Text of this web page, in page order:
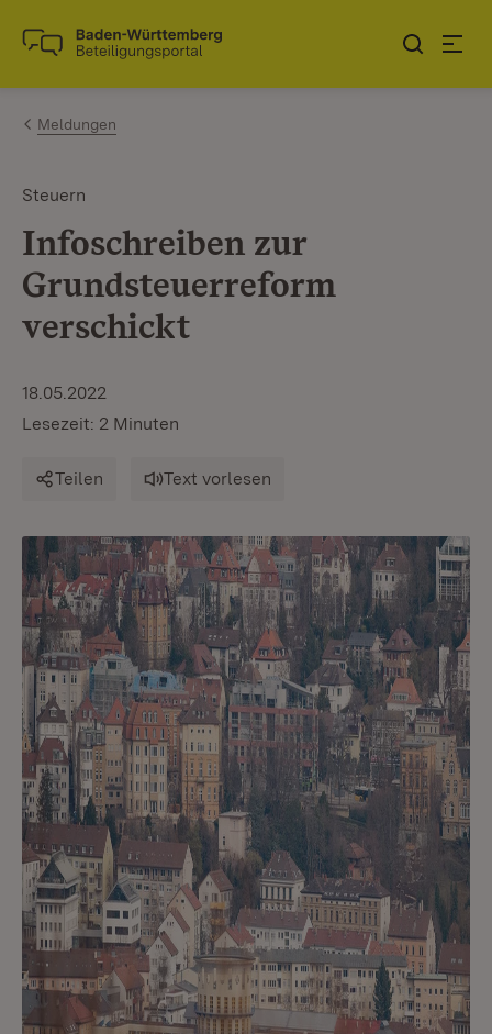
Zum Inhalt springen
Link zur Startseite
Meldungen
Steuern
Infoschreiben zur
Grundsteuerreform
verschickt
18.05.2022
Lesezeit: 2 Minuten
Teilen Text vorlesen